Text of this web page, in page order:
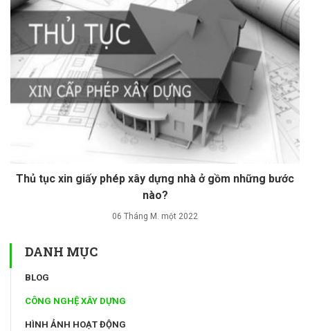
Thủ tục xin giấy phép xây dựng nhà ở gồm những bước
nào?
06 Tháng M. một 2022
DANH MỤC
BLOG
CÔNG NGHỆ XÂY DỰNG
HÌNH ẢNH HOẠT ĐỘNG